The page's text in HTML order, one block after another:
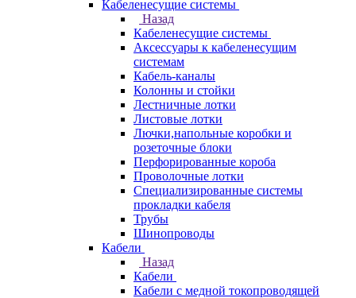
Кабеленесущие системы
Назад
Кабеленесущие системы
Аксессуары к кабеленесущим
системам
Кабель-каналы
Колонны и стойки
Лестничные лотки
Листовые лотки
Лючки,напольные коробки и
розеточные блоки
Перфорированные короба
Проволочные лотки
Специализированные системы
прокладки кабеля
Трубы
Шинопроводы
Кабели
Назад
Кабели
Кабели с медной токопроводящей